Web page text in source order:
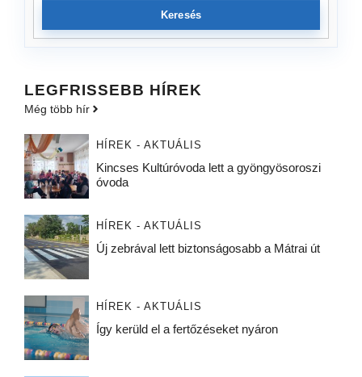
Keresés
LEGFRISSEBB HÍREK
Még több hír
HÍREK - AKTUÁLIS
Kincses Kultúróvoda lett a gyöngyösoroszi
óvoda
HÍREK - AKTUÁLIS
Új zebrával lett biztonságosabb a Mátrai út
HÍREK - AKTUÁLIS
Így kerüld el a fertőzéseket nyáron